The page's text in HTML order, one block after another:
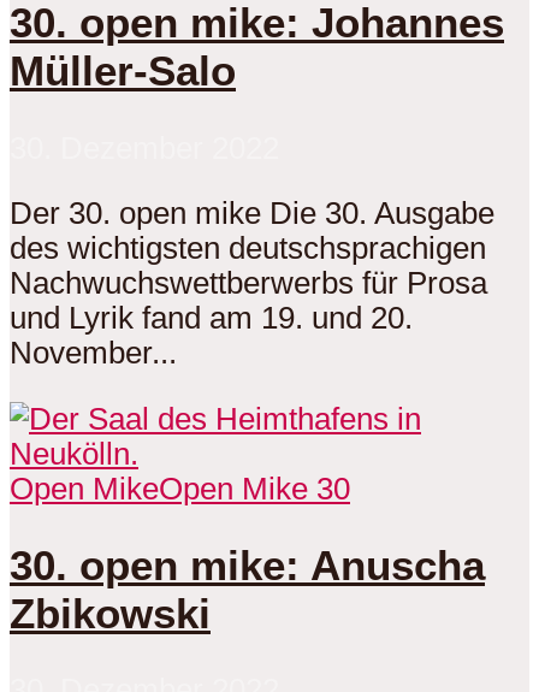
30. open mike: Johannes
Müller-Salo
Der 30. open mike Die 30. Ausgabe
des wichtigsten deutschsprachigen
Nachwuchswettberwerbs für Prosa
und Lyrik fand am 19. und 20.
November...
Open MikeOpen Mike 30
30. open mike: Anuscha
Zbikowski